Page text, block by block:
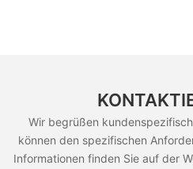
Wir begrüßen
können den spezifischen
Informationen finden Sie auf der